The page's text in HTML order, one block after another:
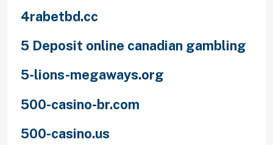
4rabetbd.cc
5 Deposit online canadian gambling
5-lions-megaways.org
500-casino-br.com
500-casino.us